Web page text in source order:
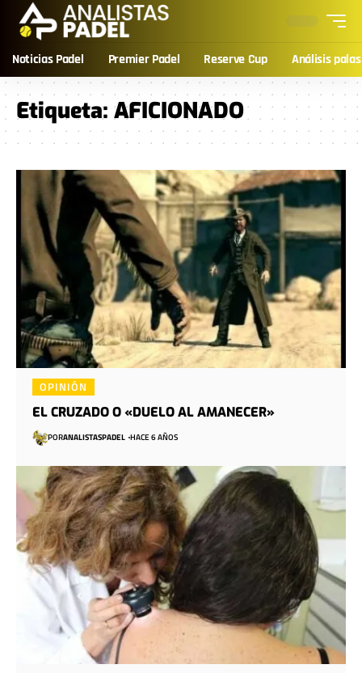
Noticias Padel Premier Padel Reserve Cup Análisis palas
Etiqueta: AFICIONADO
OPINIÓN
EL CRUZADO O «DUELO AL AMANECER»
PORANALISTASPADEL HACE 6 AÑOS